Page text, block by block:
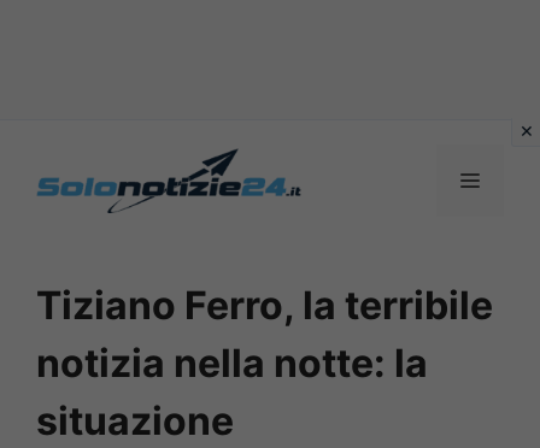
MENU
Tiziano Ferro, la terribile
notizia nella notte: la
situazione